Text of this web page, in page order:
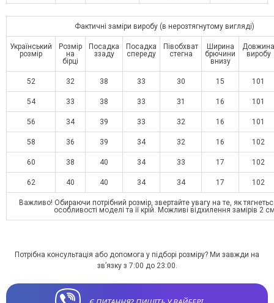
Фактичні заміри виробу (в нерозтягнутому вигляді)
Український
розмір
Розмір
на
бірці
Посадка
ззаду
Посадка
спереду
Півобхват
стегна
Ширина
брючини
внизу
Довжина
виробу
52 32 38 33 30 15 101
54 33 38 33 31 16 101
56 34 39 33 32 16 101
58 36 39 34 32 16 102
60 38 40 34 33 17 102
62 40 40 34 34 17 102
Важливо! Обираючи потрібний розмір, звертайте увагу на те, як
особливості моделі та її крій. Можливі відхилення замірів 2
Потрібна консультація або допомога у підборі розміру? Ми завжди на
зв’язку з 7:00 до 23:00.